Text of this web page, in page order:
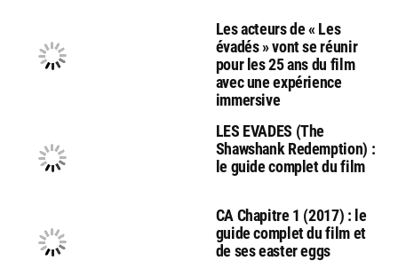
Les acteurs de « Les
évadés » vont se réunir
pour les 25 ans du film
avec une expérience
immersive
LES EVADES (The
Shawshank Redemption) :
le guide complet du film
CA Chapitre 1 (2017) : le
guide complet du film et
de ses easter eggs